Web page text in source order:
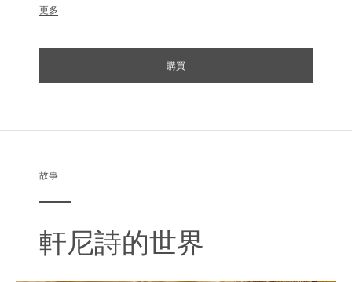
品鑒委員會探索了這款佳釀的每個方面，發現7種情
昇華之熱：飽滿而誘人的感受，緩慢呈現的暖意，透
綻放之焰：一陣陣暖流變得強烈，到達頂峰，繼而消
散。強而有力、豐盛又華麗。
更多
購買
故事
軒尼詩的世界